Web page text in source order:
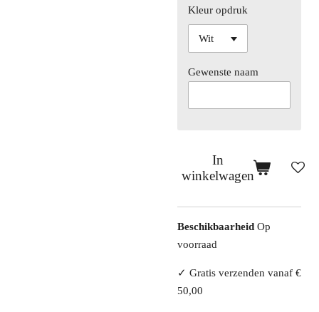
Kleur opdruk
Gewenste naam
In
winkelwagen
Beschikbaarheid Op
voorraad
✓ Gratis verzenden vanaf €
50,00